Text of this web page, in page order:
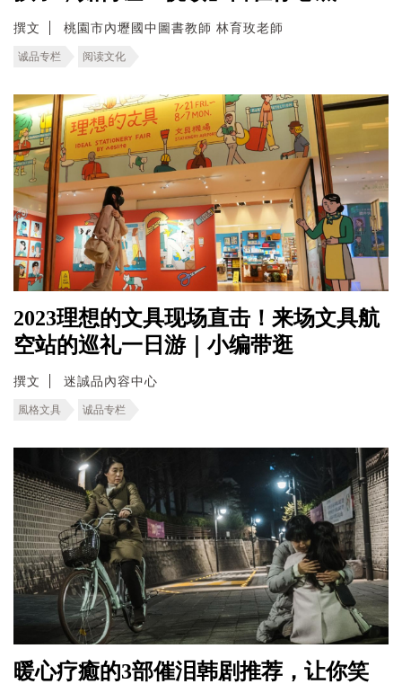
撰文 桃園市內壢國中圖書教師 林育玫老師
诚品专栏 阅读文化
2023理想的文具现场直击！来场文具航
空站的巡礼一日游｜小编带逛
撰文 迷誠品內容中心
風格文具 诚品专栏
暖心疗癒的3部催泪韩剧推荐，让你笑